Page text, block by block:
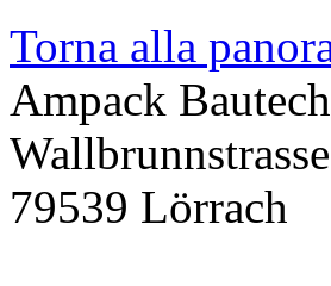
Torna alla
Ampack
79539 Lörrach